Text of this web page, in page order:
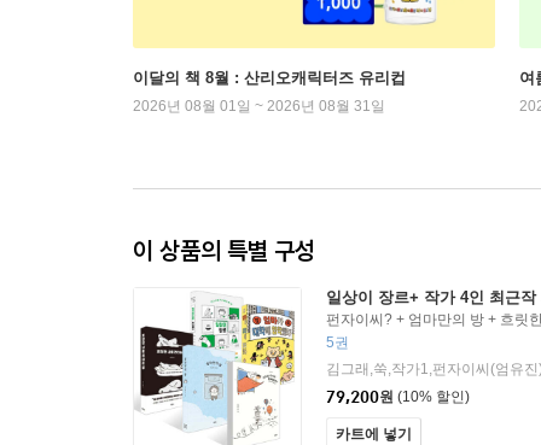
이달의 책 8월 : 산리오캐릭터즈 유리컵
2026년 08월 01일 ~ 2026년 08월 31일
여
이 상품의 특별 구성
일상이 장르+ 작가 4인 최근작
펀자이씨? + 엄마만의 방 + 흐릿
엄마가 대학에 입학했다
5권
김그래,쑥,작가1,펀자이씨(엄유
79,200원 (10% 할인)
카트에 넣기